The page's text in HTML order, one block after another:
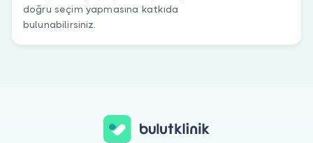
doğru seçim yapmasına katkıda
bulunabilirsiniz.